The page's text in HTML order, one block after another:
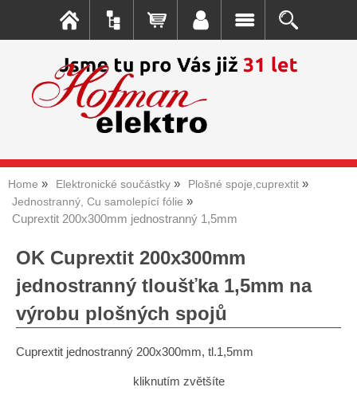
Home Elektronické součástky
Plošné spoje,cuprextit
Jednostranný, Cu samolepící fólie
Cuprextit 200x300mm jednostranný 1,5mm
OK Cuprextit 200x300mm
jednostranný tloušťka 1,5mm na
výrobu plošných spojů
Cuprextit jednostranný 200x300mm, tl.1,5mm
kliknutím zvětšíte